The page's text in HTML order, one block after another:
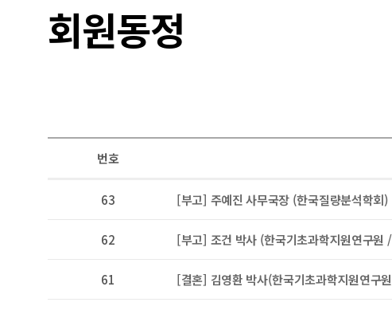
회원동정
번호
63 [부고] 주예진 사무국장 (한국질량분석학회)
62 [부고] 조건 박사 (한국기초과학지원연구
61 [결혼] 김영환 박사(한국기초과학지원연구